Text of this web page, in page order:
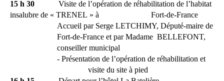
15 h 30
Visite de l’opération de réhabilitation de l’habitat
insalubre de « TRENEL » à
Fort-de-France
Accueil par Serge LETCHIMY, Député-maire de
Fort-de-France et par Madame BELLEFONT,
conseiller municipal
- Présentation de l’opération de réhabilitation et
visite du site à pied